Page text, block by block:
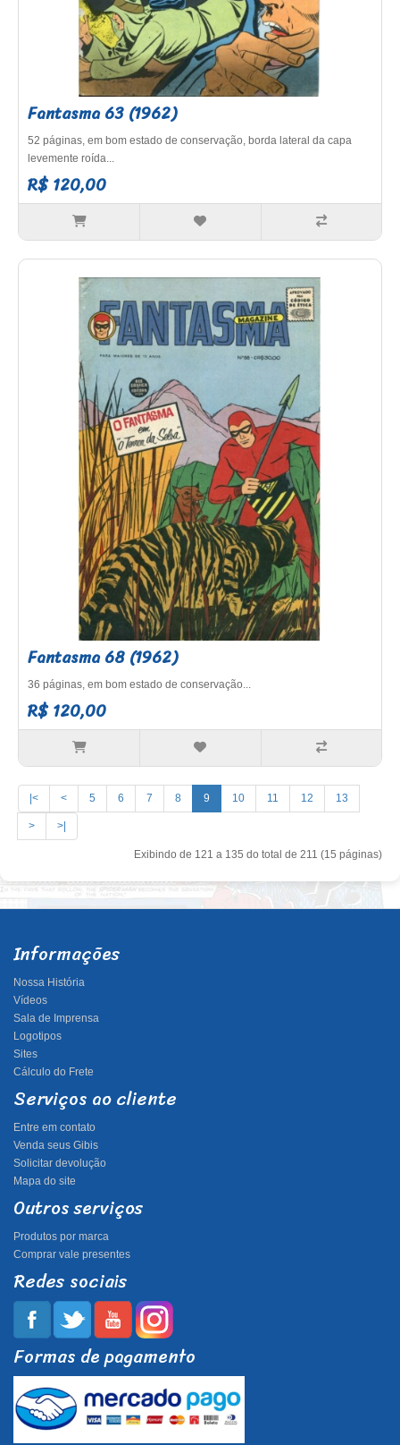
Fantasma 63 (1962)
52 páginas, em bom estado de conservação, borda lateral da capa
levemente roída...
R$ 120,00
Fantasma 68 (1962)
36 páginas, em bom estado de conservação...
R$ 120,00
|< < 5 6 7 8 9 10 11 12 13
> >|
Exibindo de 121 a 135 do total de 211 (15 páginas)
Informações
Nossa História
Vídeos
Sala de Imprensa
Logotipos
Sites
Cálculo do Frete
Serviços ao cliente
Entre em contato
Venda seus Gibis
Solicitar devolução
Mapa do site
Outros serviços
Produtos por marca
Comprar vale presentes
Redes sociais
Formas de pagamento